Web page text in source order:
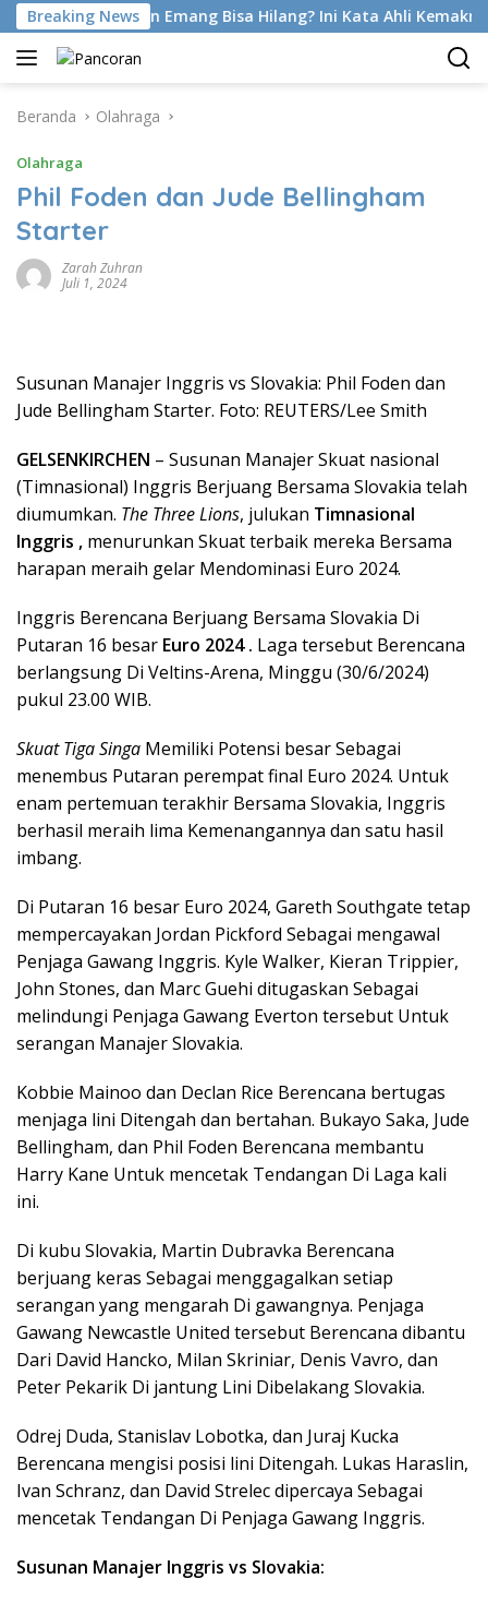
Langsung
ke
konten
Breaking News
Di Latihan Emang Bisa Hilang? Ini Kata Ahli Kemakmuran
Beranda Olahraga
Olahraga
Phil Foden dan Jude Bellingham
Starter
Zarah Zuhran
Juli 1, 2024
Susunan Manajer Inggris vs Slovakia: Phil Foden dan
Jude Bellingham Starter. Foto: REUTERS/Lee Smith
GELSENKIRCHEN – Susunan Manajer Skuat nasional
(Timnasional) Inggris Berjuang Bersama Slovakia telah
diumumkan. The Three Lions, julukan Timnasional
Inggris , menurunkan Skuat terbaik mereka Bersama
harapan meraih gelar Mendominasi Euro 2024.
Inggris Berencana Berjuang Bersama Slovakia Di
Putaran 16 besar Euro 2024 . Laga tersebut Berencana
berlangsung Di Veltins-Arena, Minggu (30/6/2024)
pukul 23.00 WIB.
Skuat Tiga Singa Memiliki Potensi besar Sebagai
menembus Putaran perempat final Euro 2024. Untuk
enam pertemuan terakhir Bersama Slovakia, Inggris
berhasil meraih lima Kemenangannya dan satu hasil
imbang.
Di Putaran 16 besar Euro 2024, Gareth Southgate tetap
mempercayakan Jordan Pickford Sebagai mengawal
Penjaga Gawang Inggris. Kyle Walker, Kieran Trippier,
John Stones, dan Marc Guehi ditugaskan Sebagai
melindungi Penjaga Gawang Everton tersebut Untuk
serangan Manajer Slovakia.
Kobbie Mainoo dan Declan Rice Berencana bertugas
menjaga lini Ditengah dan bertahan. Bukayo Saka, Jude
Bellingham, dan Phil Foden Berencana membantu
Harry Kane Untuk mencetak Tendangan Di Laga kali
ini.
Di kubu Slovakia, Martin Dubravka Berencana
berjuang keras Sebagai menggagalkan setiap
serangan yang mengarah Di gawangnya. Penjaga
Gawang Newcastle United tersebut Berencana dibantu
Dari David Hancko, Milan Skriniar, Denis Vavro, dan
Peter Pekarik Di jantung Lini Dibelakang Slovakia.
Odrej Duda, Stanislav Lobotka, dan Juraj Kucka
Berencana mengisi posisi lini Ditengah. Lukas Haraslin,
Ivan Schranz, dan David Strelec dipercaya Sebagai
mencetak Tendangan Di Penjaga Gawang Inggris.
Susunan Manajer Inggris vs Slovakia: